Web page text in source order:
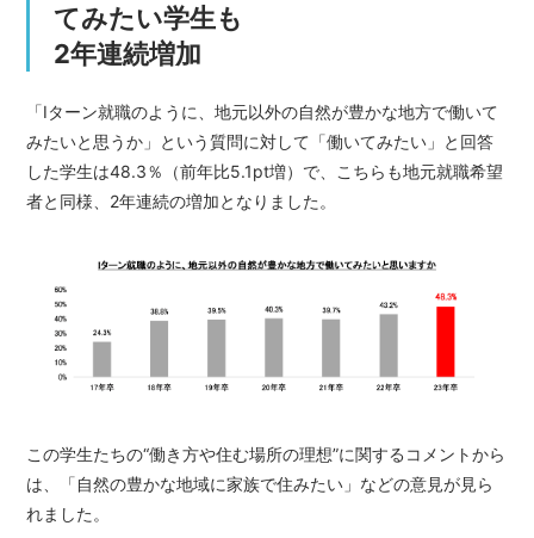
てみたい学生も
2年連続増加
「Iターン就職のように、地元以外の自然が豊かな地方で働いて
みたいと思うか」という質問に対して「働いてみたい」と回答
した学生は48.3％（前年比5.1pt増）で、こちらも地元就職希望
者と同様、2年連続の増加となりました。
この学生たちの“働き方や住む場所の理想”に関するコメントから
は、「自然の豊かな地域に家族で住みたい」などの意見が見ら
れました。